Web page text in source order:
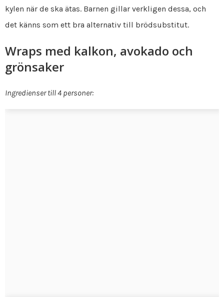
kylen när de ska ätas. Barnen gillar verkligen dessa, och
det känns som ett bra alternativ till brödsubstitut.
Wraps med kalkon, avokado och
grönsaker
Ingredienser till 4 personer: